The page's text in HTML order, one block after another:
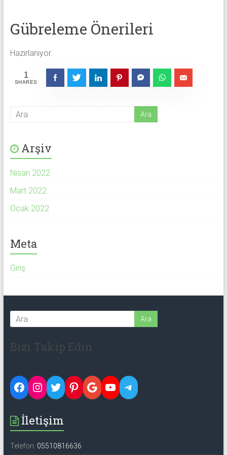
Gübreleme Önerileri
Hazırlanıyor.
1
SHARES
Arşiv
Nisan 2022
Mart 2022
Ocak 2022
Meta
Giriş
Bizi Takip Edin
Facebook
Instagram
TwitterPinterest
GoogleYouTubeTelegram
İletişim
Telefon: 05510816636